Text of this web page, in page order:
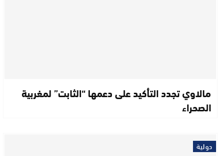
مالاوي تجدد التأكيد على دعمها “الثابت” لمغربية
الصحراء
دولية